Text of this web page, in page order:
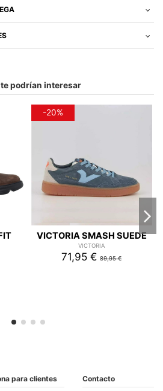
podrían interesar
-20%
VICTORIA SMASH SUEDE
VICTORIA
71,95 €89,95 €
para clientes Contacto